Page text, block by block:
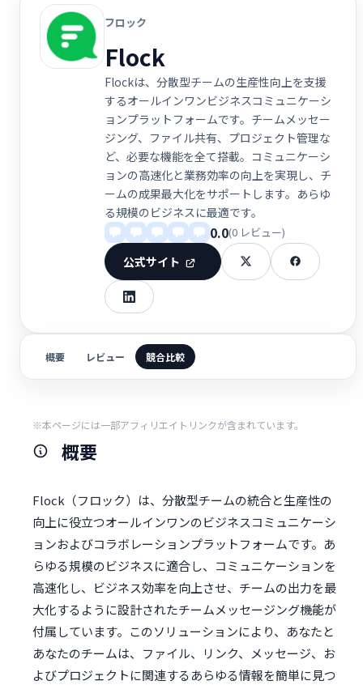
フロック
Flock
Flockは、分散型チームの生産性向上を支援
するオールインワンビジネスコミュニケーシ
ョンプラットフォームです。チームメッセー
ジング、ファイル共有、プロジェクト管理な
ど、必要な機能を全て搭載。コミュニケーシ
ョンの高速化と業務効率の向上を実現し、チ
ームの成果最大化をサポートします。あらゆ
る規模のビジネスに最適です。
0.0(0 レビュー)
公式サイト
概要 レビュー 競合比較
※本ページには一部アフィリエイトリンクが含まれています。
概要
Flock（フロック）は、分散型チームの統合と生産性の
向上に役立つオールインワンのビジネスコミュニケーシ
ョンおよびコラボレーションプラットフォームです。あ
らゆる規模のビジネスに適合し、コミュニケーションを
高速化し、ビジネス効率を向上させ、チームの出力を最
大化するように設計されたチームメッセージング機能が
付属しています。このソリューションにより、あなたと
あなたのチームは、ファイル、リンク、メッセージ、お
よびプロジェクトに関連するあらゆる情報を簡単に見つ